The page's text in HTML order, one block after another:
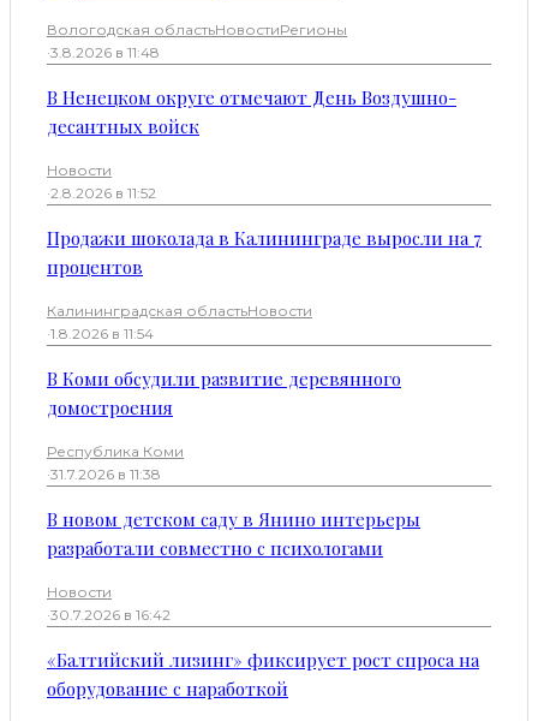
Вологодская областьНовостиРегионы
·3.8.2026 в 11:48
В Ненецком округе отмечают День Воздушно-
десантных войск
Новости
·2.8.2026 в 11:52
Продажи шоколада в Калининграде выросли на 7
процентов
Калининградская областьНовости
·1.8.2026 в 11:54
В Коми обсудили развитие деревянного
домостроения
Республика Коми
·31.7.2026 в 11:38
В новом детском саду в Янино интерьеры
разработали совместно с психологами
Новости
·30.7.2026 в 16:42
«Балтийский лизинг» фиксирует рост спроса на
оборудование с наработкой